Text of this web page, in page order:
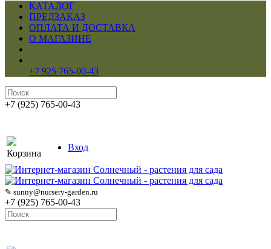
КАТАЛОГ
ПРЕДЗАКАЗ
ОПЛАТА И ДОСТАВКА
О МАГАЗИНЕ
+7 925 765-00-43
+7 (925) 765-00-43
Корзина
Вход
✎ sunny@nursery-garden.ru
+7 (925) 765-00-43